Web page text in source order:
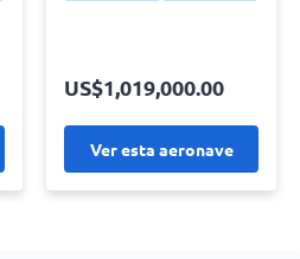
Ver esta aeronave
US$1,019,000.00